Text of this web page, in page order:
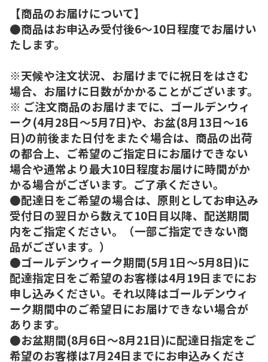
【商品のお届けについて】
●商品はお申込み受付後6～10日程度でお届けい
たします。
※天候や注文状況、お届けまでに祝日をはさむ
場合、お届けに日数がかかることがございます。
※ ご注文商品のお届けまでに、ゴールデンウィ
ーク(4月28日～5月7日)や、お盆(8月13日～16
日)の前後また日付をまたぐ場合は、商品の出荷
の都合上、ご希望のご指定日にお届けできない
場合や通常より最大10日程度お届けに時間がか
かる場合がございます。ご了承ください。
●配達日をご希望の場合は、原則としてお申込み
受付日の翌日から数えて10日目以降、配送期間
内をご指定ください。（一部ご指定できない商
品がございます。）
●ゴールデンウィーク期間(5月1日～5月8日)に
配達指定日をご希望のお客様は4月19日までにお
申し込みください。それ以降はゴールデンウィ
ーク期間中のご希望日にお届けできない場合が
あります。
●お盆期間(8月6日～8月21日)に配達日指定をご
希望のお客様は7月24日までにお申込みくださ